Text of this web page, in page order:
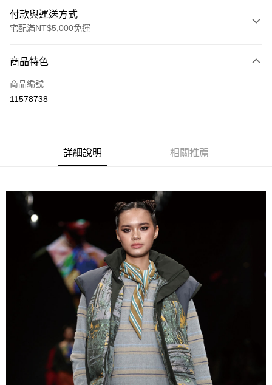
付款與運送方式
宅配滿NT$5,000免運
信用卡一次付款
LINE Pay
每筆NT$80，滿NT$5,000(含以上)免運費
宅配(外島)
每筆NT$120，滿NT$5,000(含以上)免運費
商品特色
商品編號
11578738
詳細說明 相關推薦